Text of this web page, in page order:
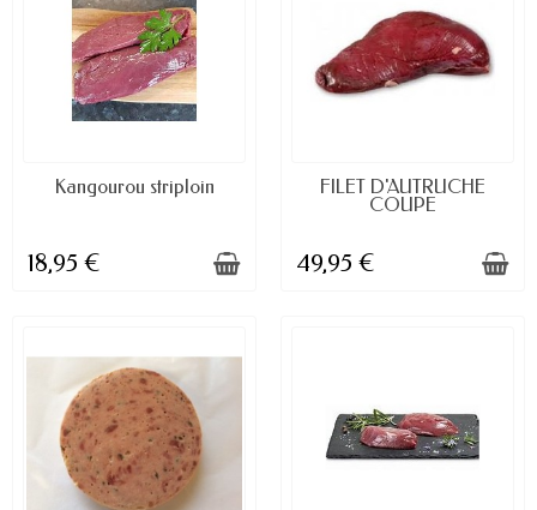
DISPONIBLE À LA COMMANDE
Kangourou striploin
18,95 €
DISPONIBLE À LA COMMANDE
FILET D'AUTRUCHE
COUPE
49,95 €